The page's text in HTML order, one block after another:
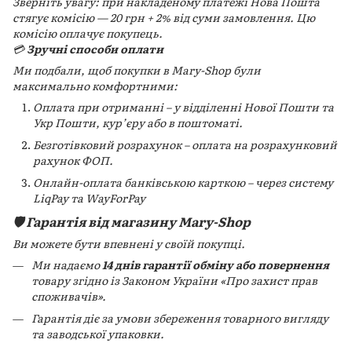
стягує комісію — 20 грн + 2% від суми замовлення. Цю
комісію оплачує покупець.
💳Зручні способи оплати
Ми подбали, щоб покупки в Mary-Shop були
максимально комфортними:
Оплата при отриманні – у відділенні Нової Пошти та
Укр Пошти, кур’єру або в поштоматі.
Безготівковий розрахунок – оплата на розрахунковий
рахунок ФОП.
Онлайн-оплата банківською карткою – через систему
LiqPay та WayForPay
🛡️ Гарантія від магазину Mary-Shop
Ви можете бути впевнені у своїй покупці.
Ми надаємо14 днів гарантії обміну або повернення
товару згідно із Законом України «Про захист прав
споживачів».
Гарантія діє за умови збереження товарного вигляду
та заводської упаковки.